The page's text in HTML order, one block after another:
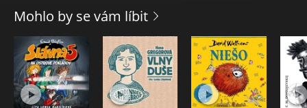
konci nosa. To hádam nie! No veď počúvajte, či to dobre
dopadne!
DUŠAN DUŠEK
Dušan Dušek sa narodil 4. januára 1946 v Gbelciach.
Vyštudoval Prírodovedeckú fakultu UK, odbor geológia –
chémia. Pracoval v redakciách časopisov Smena, Tip,
Mohlo by se vám líbit